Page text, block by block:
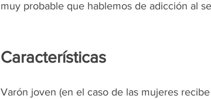
muy probable que hablemos de adicción al
Características
Varón joven (en el caso de las mujeres